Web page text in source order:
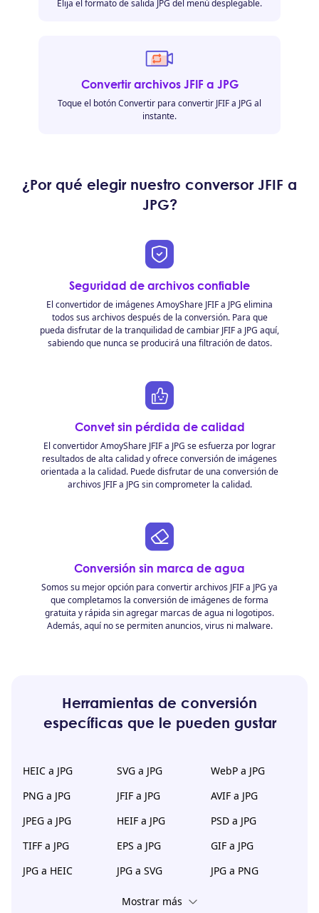
Elija el formato de salida JPG del menú desplegable.
Convertir archivos JFIF a JPG
Toque el botón Convertir para convertir JFIF a JPG al
instante.
¿Por qué elegir nuestro conversor JFIF a
JPG?
Seguridad de archivos confiable
El convertidor de imágenes AmoyShare JFIF a JPG elimina
todos sus archivos después de la conversión. Para que
pueda disfrutar de la tranquilidad de cambiar JFIF a JPG aquí,
sabiendo que nunca se producirá una filtración de datos.
Convet sin pérdida de calidad
El convertidor AmoyShare JFIF a JPG se esfuerza por lograr
resultados de alta calidad y ofrece conversión de imágenes
orientada a la calidad. Puede disfrutar de una conversión de
archivos JFIF a JPG sin comprometer la calidad.
Conversión sin marca de agua
Somos su mejor opción para convertir archivos JFIF a JPG ya
que completamos la conversión de imágenes de forma
gratuita y rápida sin agregar marcas de agua ni logotipos.
Además, aquí no se permiten anuncios, virus ni malware.
Herramientas de conversión
específicas que le pueden gustar
HEIC a JPG SVG a JPG
WebP a JPG
PNG a JPG
JFIF a JPG
AVIF a JPG
JPEG a JPG
HEIF a JPG
PSD a JPG
TIFF a JPG
EPS a JPG
GIF a JPG
JPG a HEIC
JPG a SVG JPG a PNG
Mostrar más